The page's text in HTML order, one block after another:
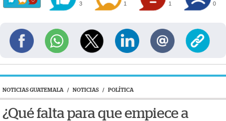
3 1 1 0
NOTICIAS GUATEMALA / NOTICIAS / POLÍTICA
¿Qué falta para que empiece a